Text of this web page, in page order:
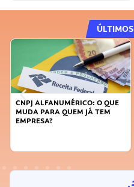
ALFANUMÉRICO: O QUE
PARA QUEM JÁ TEM